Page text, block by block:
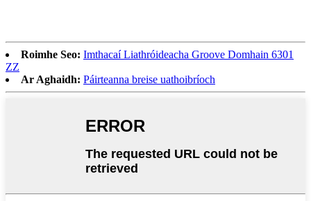
Roimhe Seo: Imthacaí Liathróideacha Groove Domhain 6301
ZZ
Ar Aghaidh: Páirteanna breise uathoibríoch